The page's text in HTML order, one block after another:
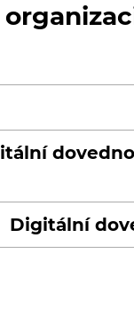
Digitální